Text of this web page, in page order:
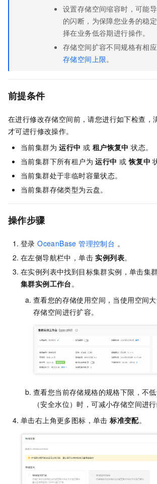
设置存储空间缩容时，可能
的闪断，为保障您业务的稳
择在业务低谷期进行操作。
存储空间扩容不同规格有相
存储空间上限。
前提条件
在进行修改存储空间前，请您进行如下检查，
才可进行修改操作。
当前集群为运行中 或 租户恢复中 状态。
当前集群下所有租户为运行中 或恢复中
当前集群处于非临时容量状态。
当前集群存储类型为云盘。
操作步骤
登录OceanBase 管理控制台 。
在左侧导航栏中，单击实例列表。
在实例列表中找到目标集群实例，单击集
集群实例工作台。
查看您的存储使用空间，当使用空间
存储空间进行扩容。
查看您当前存储规格的规格下限，不
（安全水位）时，可减小存储空间进行
单击右上角更多图标，单击标准变配。